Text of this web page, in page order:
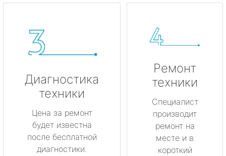
Диагностика
техники
Цена за ремонт
будет известна
после бесплатной
диагностики.
Ремонт
техники
Специалист
производит
ремонт на
месте и в
короткий